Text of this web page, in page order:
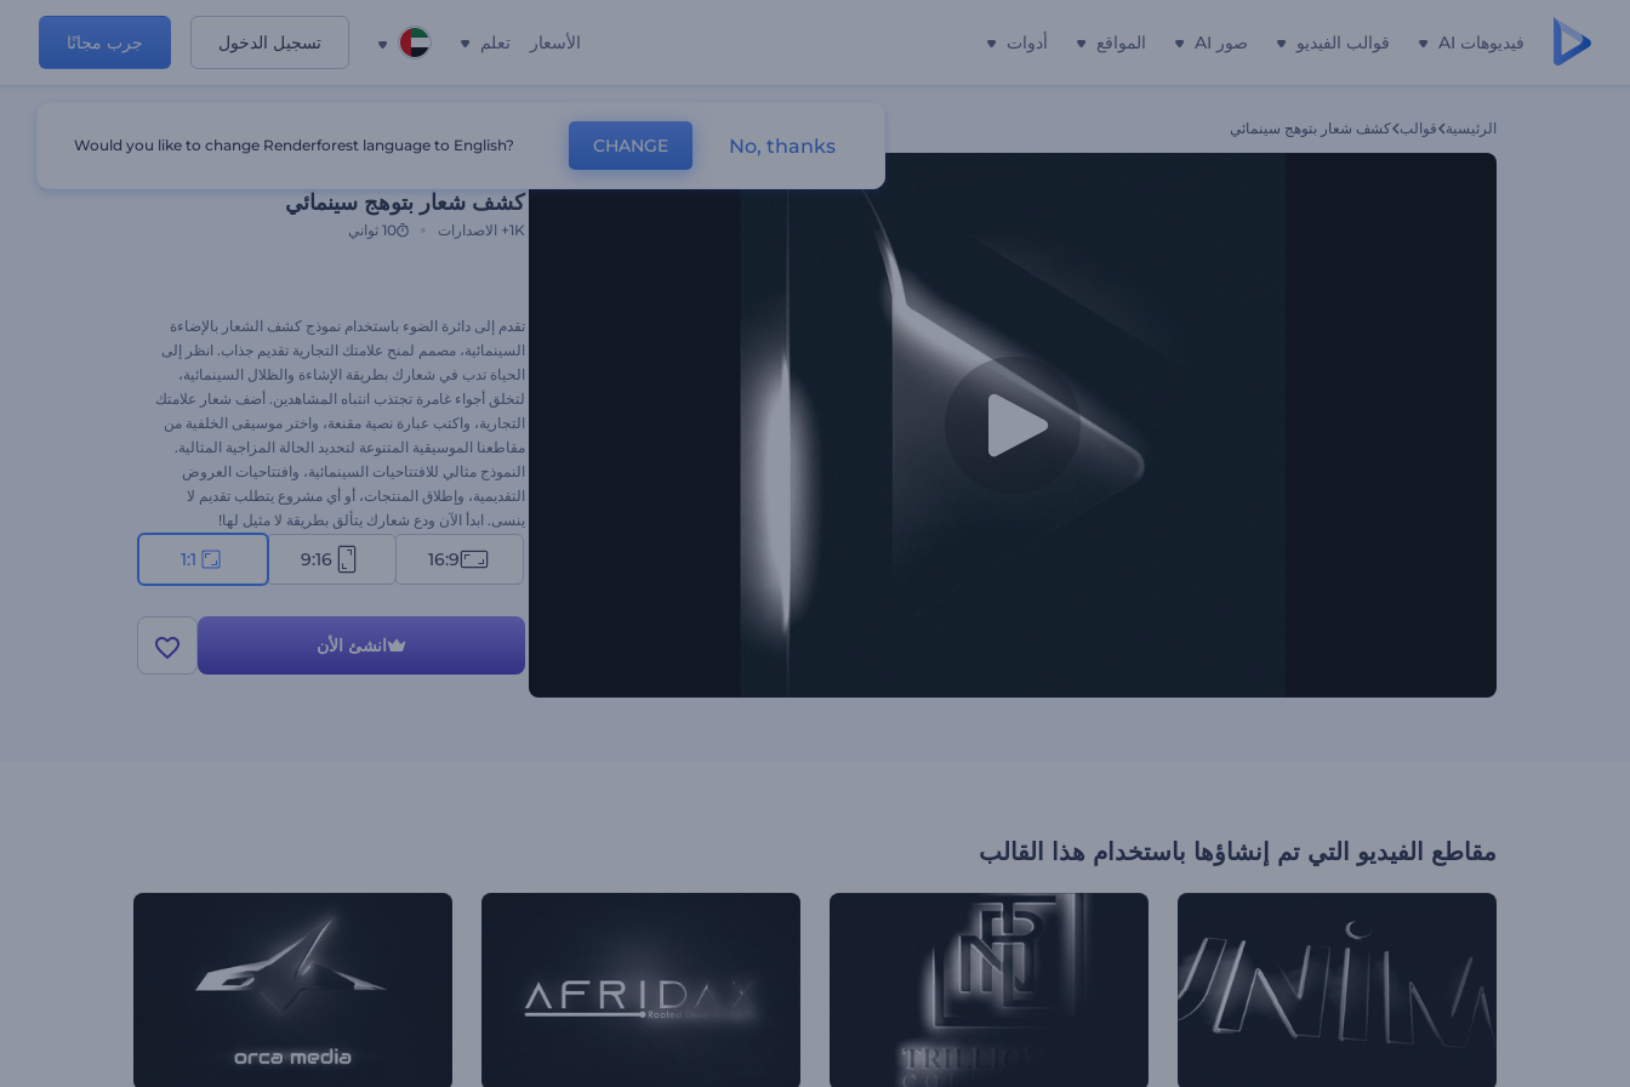
فيديوهات AI قوالب الفيديو صور AI المواقع أدوات الأسعار تعلم تسجيل الدخول جرب مجانًا
الرئيسية قوالب كشف شعار بتوهج سينمائي
كشف شعار بتوهج سينمائي
1K+ الاصدارات 10 ثواني
تقدم إلى دائرة الضوء باستخدام نموذج كشف الشعار بالإضاءة
السينمائية، مصمم لمنح علامتك التجارية تقديم جذاب. انظر إلى
الحياة تدب في شعارك بطريقة الإشاءة والظلال السينمائية،
لتخلق أجواء غامرة تجتذب انتباه المشاهدين. أضف شعار علامتك
التجارية، واكتب عبارة نصية مقنعة، واختر موسيقى الخلفية من
مقاطعنا الموسيقية المتنوعة لتحديد الحالة المزاجية المثالية.
النموذج مثالي للافتتاحيات السينمائية، وافتتاحيات العروض
التقديمية، وإطلاق المنتجات، أو أي مشروع يتطلب تقديم لا
ينسى. ابدأ الآن ودع شعارك يتألق بطريقة لا مثيل لها!
16:9
9:16
1:1
انشئ الأن
مقاطع الفيديو التي تم إنشاؤها باستخدام هذا القالب
Would you like to change Renderforest language to English? CHANGE No, thanks